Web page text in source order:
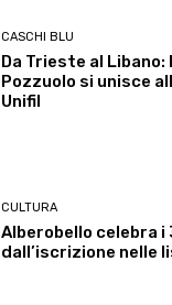
CASCHI BLU
Da Trieste al
Pozzuolo si unisce
Unifil
CULTURA
Alberobello celebra i
dall’iscrizione nelle